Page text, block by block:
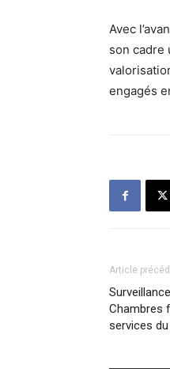
Avec
son cadre
engagés
Article
Chambres
services